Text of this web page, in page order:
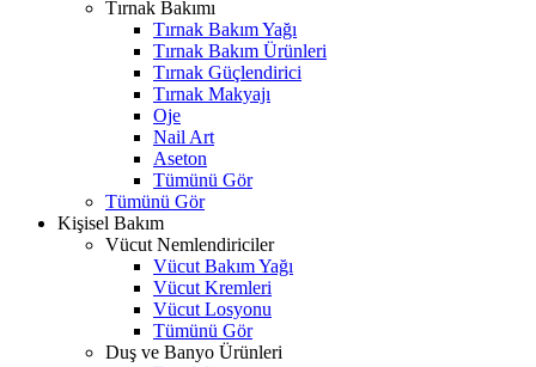
Tırnak Bakımı
Tırnak Bakım Yağı
Tırnak Bakım Ürünleri
Tırnak Güçlendirici
Tırnak Makyajı
Oje
Nail Art
Aseton
Tümünü Gör
Tümünü Gör
Kişisel Bakım
Vücut Nemlendiriciler
Vücut Bakım Yağı
Vücut Kremleri
Vücut Losyonu
Tümünü Gör
Duş ve Banyo Ürünleri